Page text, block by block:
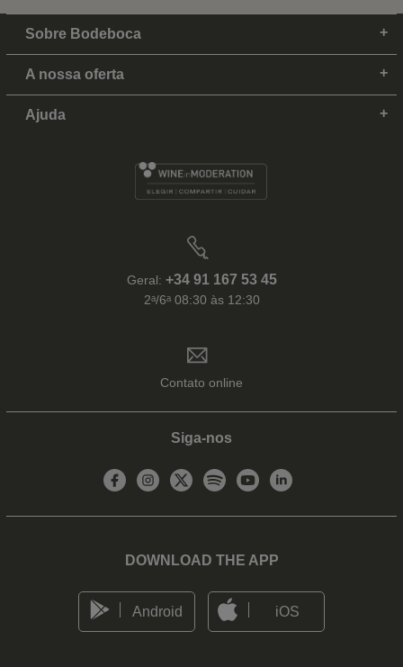
Sobre Bodeboca
A nossa oferta
Ajuda
Geral: +34 91 167 53 45
2ᵃ/6ᵃ 08:30 às 12:30
Contato online
Siga-nos
DOWNLOAD THE APP
Android iOS